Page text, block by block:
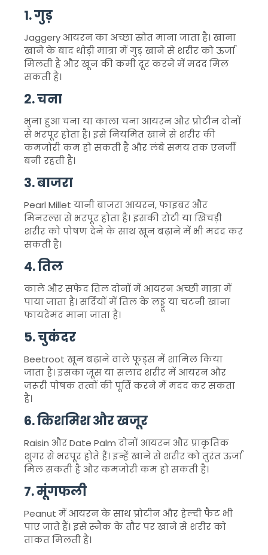
1. गुड़
Jaggery आयरन का अच्छा स्रोत माना जाता है। खाना
खाने के बाद थोड़ी मात्रा में गुड़ खाने से शरीर को ऊर्जा
मिलती है और खून की कमी दूर करने में मदद मिल
सकती है।
2. चना
भुना हुआ चना या काला चना आयरन और प्रोटीन दोनों
से भरपूर होता है। इसे नियमित खाने से शरीर की
कमजोरी कम हो सकती है और लंबे समय तक एनर्जी
बनी रहती है।
3. बाजरा
Pearl Millet यानी बाजरा आयरन, फाइबर और
मिनरल्स से भरपूर होता है। इसकी रोटी या खिचड़ी
शरीर को पोषण देने के साथ खून बढ़ाने में भी मदद कर
सकती है।
4. तिल
काले और सफेद तिल दोनों में आयरन अच्छी मात्रा में
पाया जाता है। सर्दियों में तिल के लड्डू या चटनी खाना
फायदेमंद माना जाता है।
5. चुकंदर
Beetroot खून बढ़ाने वाले फूड्स में शामिल किया
जाता है। इसका जूस या सलाद शरीर में आयरन और
जरूरी पोषक तत्वों की पूर्ति करने में मदद कर सकता
है।
6. किशमिश और खजूर
Raisin औरDate Palm दोनों आयरन और प्राकृतिक
शुगर से भरपूर होते हैं। इन्हें खाने से शरीर को तुरंत ऊर्जा
मिल सकती है और कमजोरी कम हो सकती है।
7. मूंगफली
Peanut में आयरन के साथ प्रोटीन और हेल्दी फैट भी
पाए जाते हैं। इसे स्नैक के तौर पर खाने से शरीर को
ताकत मिलती है।